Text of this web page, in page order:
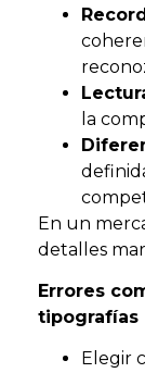
la
En un
detalles
Errores
tipografías
Elegir